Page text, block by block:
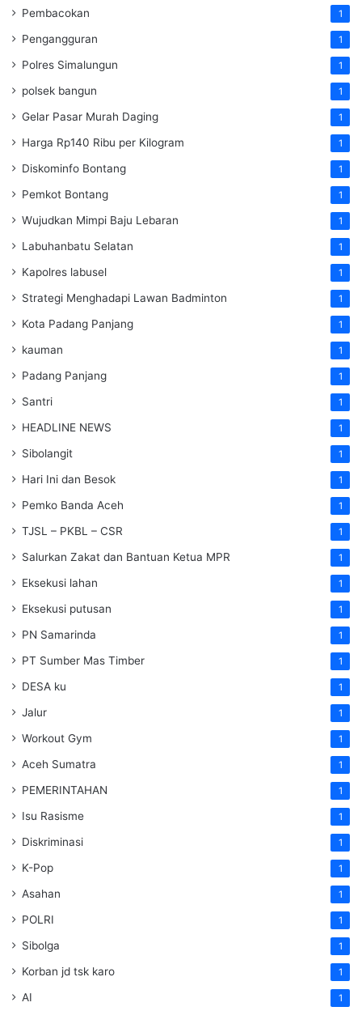
Pembacokan 1
Pengangguran 1
Polres Simalungun 1
polsek bangun 1
Gelar Pasar Murah Daging 1
Harga Rp140 Ribu per Kilogram 1
Diskominfo Bontang 1
Pemkot Bontang 1
Wujudkan Mimpi Baju Lebaran 1
Labuhanbatu Selatan 1
Kapolres labusel 1
Strategi Menghadapi Lawan Badminton 1
Kota Padang Panjang 1
kauman 1
Padang Panjang 1
Santri 1
HEADLINE NEWS 1
Sibolangit 1
Hari Ini dan Besok 1
Pemko Banda Aceh 1
TJSL – PKBL – CSR 1
Salurkan Zakat dan Bantuan Ketua MPR 1
Eksekusi lahan 1
Eksekusi putusan 1
PN Samarinda 1
PT Sumber Mas Timber 1
DESA ku 1
Jalur 1
Workout Gym 1
Aceh Sumatra 1
PEMERINTAHAN 1
Isu Rasisme 1
Diskriminasi 1
K-Pop 1
Asahan 1
POLRI 1
Sibolga 1
Korban jd tsk karo 1
AI 1